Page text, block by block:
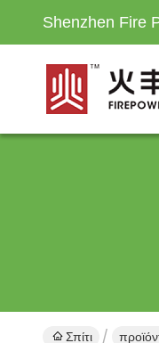
Shenzhen Fire
Σπίτι